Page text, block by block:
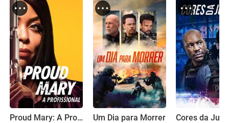
Proud Mary: A Profissional Um Dia para Morrer Cores da